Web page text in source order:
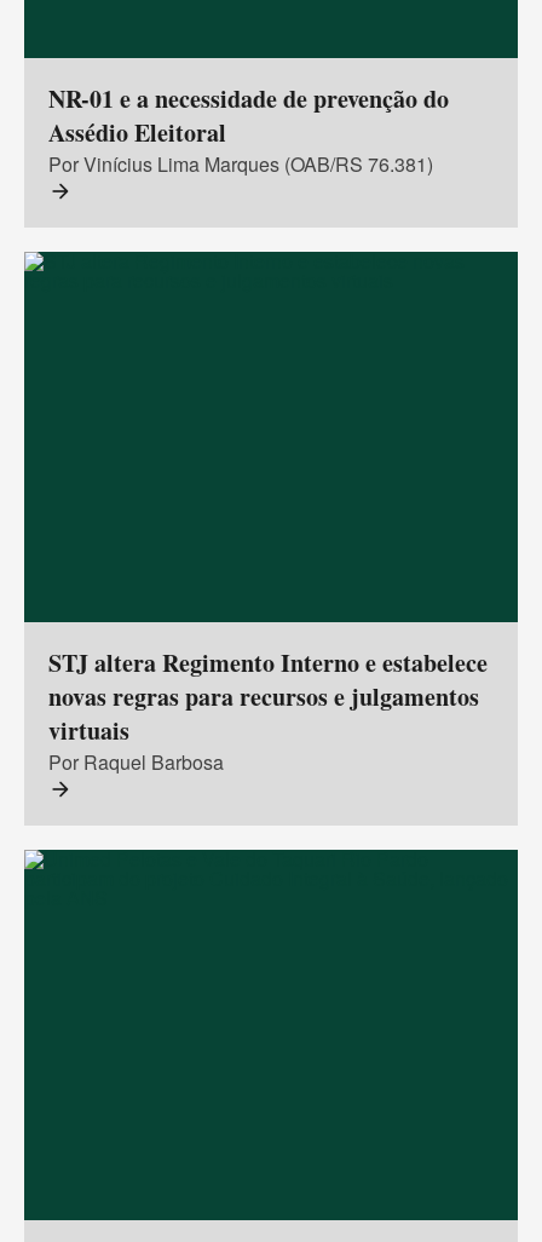
NR-01 e a necessidade de prevenção do
Assédio Eleitoral
Por Vinícius Lima Marques (OAB/RS 76.381)
arrow_forward
STJ altera Regimento Interno e estabelece
novas regras para recursos e julgamentos
virtuais
Por Raquel Barbosa
arrow_forward